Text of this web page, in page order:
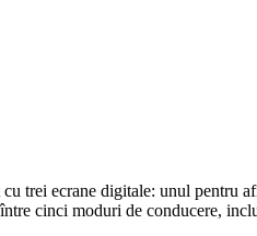
trei ecrane digitale: unul
cinci moduri de conducere,